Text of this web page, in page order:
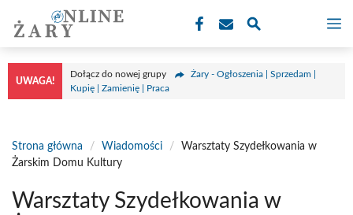
treści
UWAGA!
Dołącz do nowej grupy
Żary - Ogłoszenia | Sprzedam |
Kupię | Zamienię | Praca
Strona główna / Wiadomości /
Warsztaty Szydełkowania w
Żarskim Domu Kultury
Warsztaty Szydełkowania w